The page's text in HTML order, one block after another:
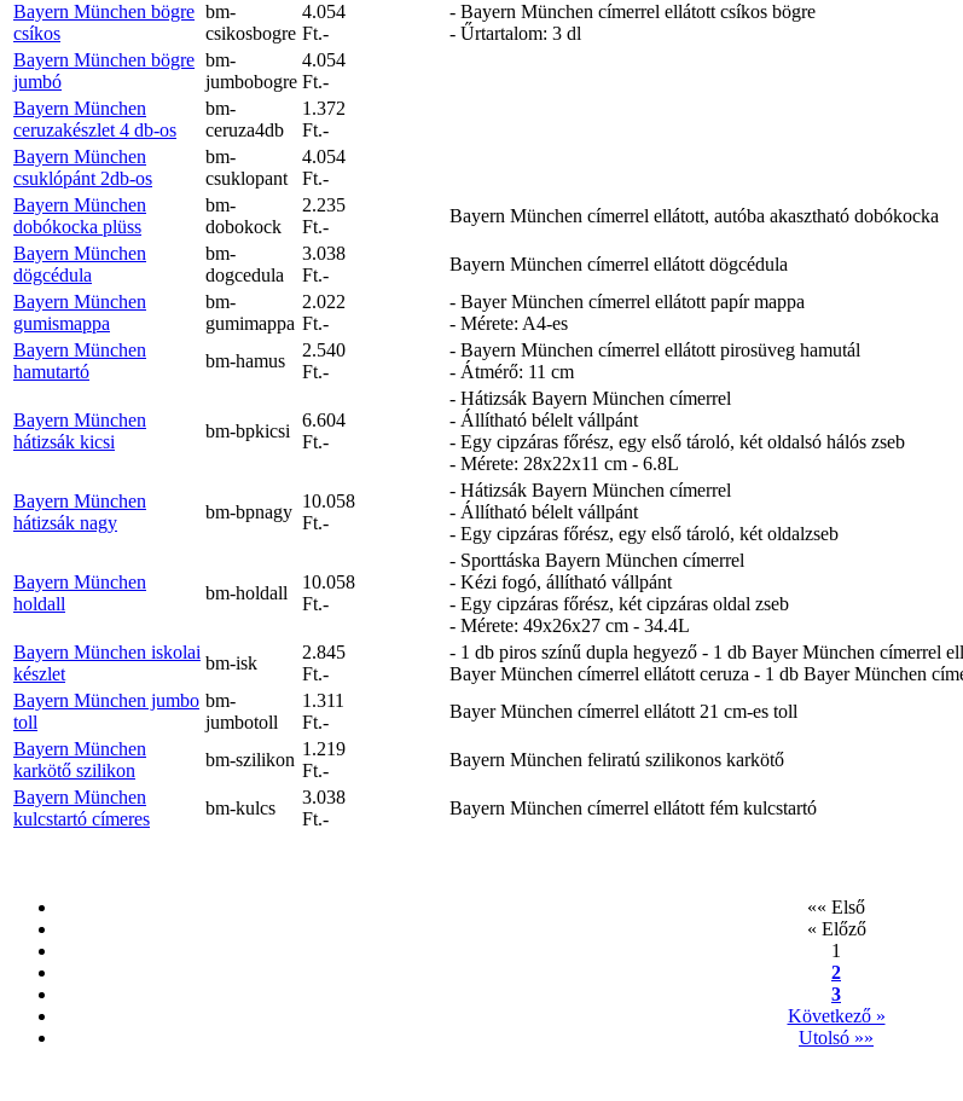
Bayern München bögre
csíkos
bm-
csikosbogre
4.054
Ft.-
- Bayern München címerrel ellátott csíkos bögre
- Űrtartalom: 3 dl
Bayern München bögre
jumbó
bm-
jumbobogre
4.054
Ft.-
Bayern München
ceruzakészlet 4 db-os
bm-
ceruza4db
1.372
Ft.-
Bayern München
csuklópánt 2db-os
bm-
csuklopant
4.054
Ft.-
Bayern München
dobókocka plüss
bm-
dobokock
2.235
Ft.-
Bayern München címerrel ellátott, autóba akasztható dobókocka
Bayern München
dögcédula
bm-
dogcedula
3.038
Ft.-
Bayern München címerrel ellátott dögcédula
Bayern München
gumismappa
bm-
gumimappa
2.022
Ft.-
- Bayer München címerrel ellátott papír mappa
- Mérete: A4-es
Bayern München
hamutartó
bm-hamus
2.540
Ft.-
- Bayern München címerrel ellátott pirosüveg hamutál
- Átmérő: 11 cm
Bayern München
hátizsák kicsi
bm-bpkicsi
6.604
Ft.-
- Hátizsák Bayern München címerrel
- Állítható bélelt vállpánt
- Egy cipzáras főrész, egy első tároló, két oldalsó hálós zseb
- Mérete: 28x22x11 cm - 6.8L
Bayern München
hátizsák nagy
bm-bpnagy
10.058
Ft.-
- Hátizsák Bayern München címerrel
- Állítható bélelt vállpánt
- Egy cipzáras főrész, egy első tároló, két oldalzseb
Bayern München
holdall
bm-holdall
10.058
Ft.-
- Sporttáska Bayern München címerrel
- Kézi fogó, állítható vállpánt
- Egy cipzáras főrész, két cipzáras oldal zseb
- Mérete: 49x26x27 cm - 34.4L
Bayern München iskolai
készlet
bm-isk
2.845
Ft.-
- 1 db piros színű dupla hegyező - 1 db Bayer München címerrel
Bayer München címerrel ellátott ceruza - 1 db Bayer München
Bayern München jumbo
toll
bm-
jumbotoll
1.311
Ft.-
Bayer München címerrel ellátott 21 cm-es toll
Bayern München
karkötő szilikon
bm-szilikon
1.219
Ft.-
Bayern München feliratú szilikonos karkötő
Bayern München
kulcstartó címeres
bm-kulcs
3.038
Ft.-
Bayern München címerrel ellátott fém kulcstartó
«« Első
« Előző
1
2
3
Következő »
Utolsó »»